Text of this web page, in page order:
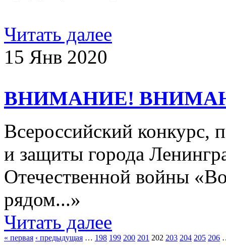
Читать далее
15 Янв 2020
ВНИМАНИЕ!
Всероссийский конкурс,
и защиты города
Отечественной войны
рядом...»
Читать далее
« первая ‹ предыдущая … 198 199 200 201 202 203 204 205 206